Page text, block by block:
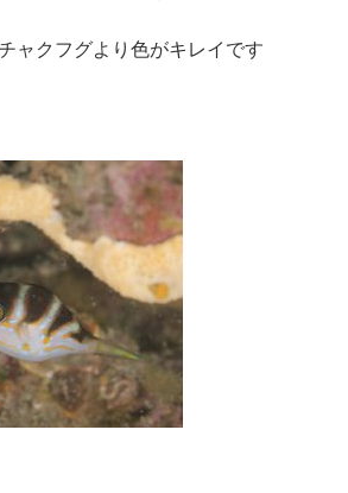
ャクフグより色がキレイです